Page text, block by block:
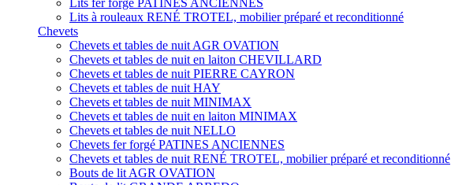
Lits fer forgé PATINES ANCIENNES
Lits à rouleaux RENÉ TROTEL, mobilier préparé et reconditionné
Chevets
Chevets et tables de nuit AGR OVATION
Chevets et tables de nuit en laiton CHEVILLARD
Chevets et tables de nuit PIERRE CAYRON
Chevets et tables de nuit HAY
Chevets et tables de nuit MINIMAX
Chevets et tables de nuit en laiton MINIMAX
Chevets et tables de nuit NELLO
Chevets fer forgé PATINES ANCIENNES
Chevets et tables de nuit RENÉ TROTEL, mobilier préparé et reconditionné
Bouts de lit AGR OVATION